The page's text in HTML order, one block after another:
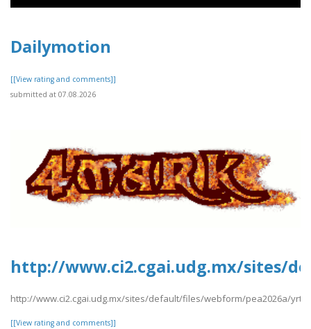
Dailymotion
[[View rating and comments]]
submitted at 07.08.2026
http://www.ci2.cgai.udg.mx/sites/
http://www.ci2.cgai.udg.mx/sites/default/files/webform/pea2026a/
[[View rating and comments]]